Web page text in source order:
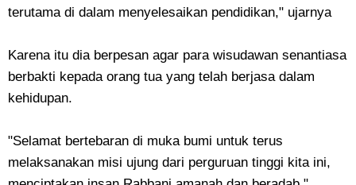
terutama di dalam menyelesaikan pendidikan," ujarnya
Karena itu dia berpesan agar para wisudawan senantiasa
berbakti kepada orang tua yang telah berjasa dalam
kehidupan.
"Selamat bertebaran di muka bumi untuk terus
melaksanakan misi ujung dari perguruan tinggi kita ini,